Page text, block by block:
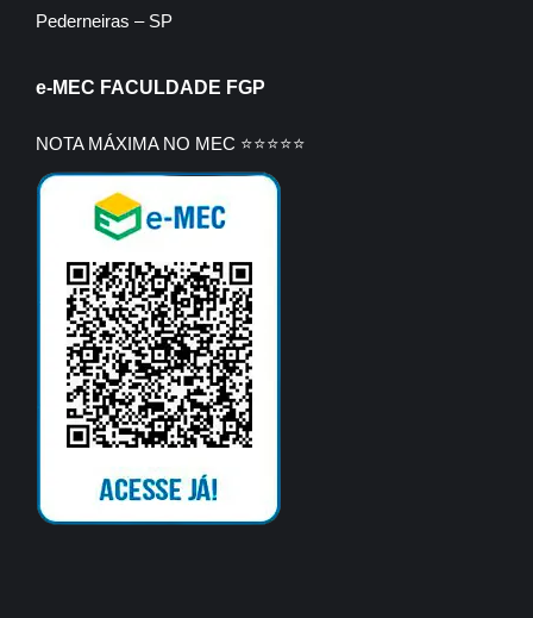
Pederneiras – SP
e-MEC FACULDADE FGP
NOTA MÁXIMA NO MEC ⭐⭐⭐⭐⭐